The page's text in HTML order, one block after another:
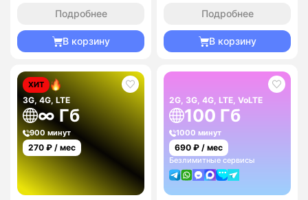
Подробнее
В корзину
Подробнее
В корзину
ХИТ
3G, 4G, LTE
∞ Гб
900 минут
270 ₽ / мес
2G, 3G, 4G, LTE, VoLTE
100 Гб
1000 минут
690 ₽ / мес
Безлимитные сервисы